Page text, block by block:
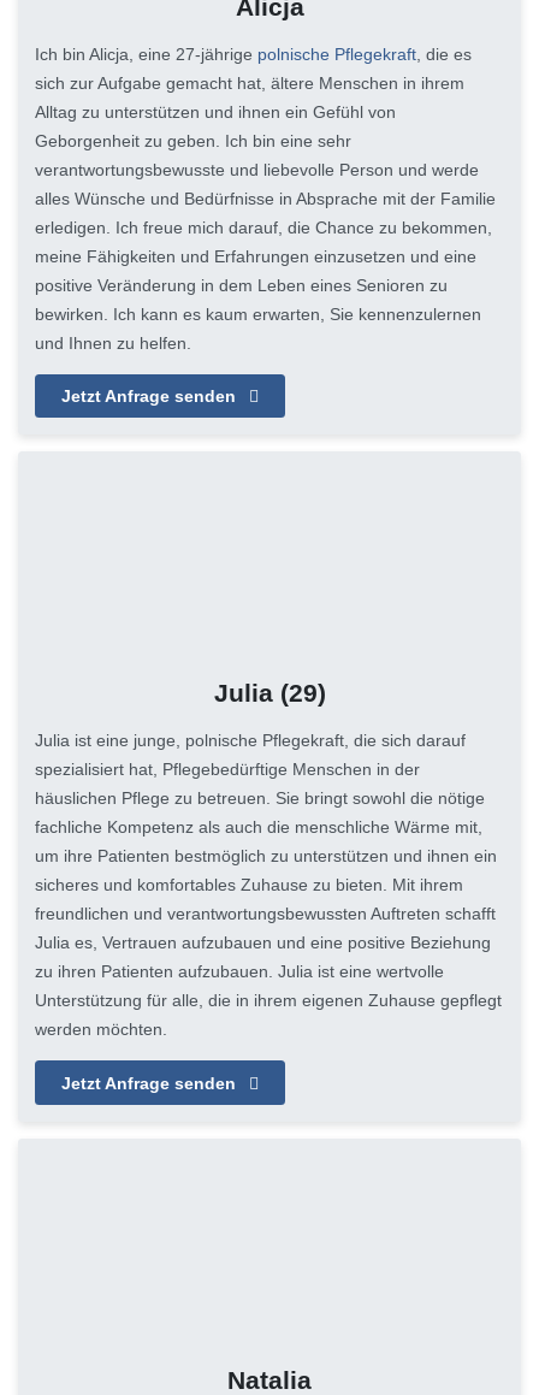
Alicja
Ich bin Alicja, eine 27-jährige polnische Pflegekraft , die es
sich zur Aufgabe gemacht hat, ältere Menschen in ihrem
Alltag zu unterstützen und ihnen ein Gefühl von
Geborgenheit zu geben. Ich bin eine sehr
verantwortungsbewusste und liebevolle Person und werde
alles Wünsche und Bedürfnisse in Absprache mit der Familie
erledigen. Ich freue mich darauf, die Chance zu bekommen,
meine Fähigkeiten und Erfahrungen einzusetzen und eine
positive Veränderung in dem Leben eines Senioren zu
bewirken. Ich kann es kaum erwarten, Sie kennenzulernen
und Ihnen zu helfen.
Jetzt Anfrage senden
Julia (29)
Julia ist eine junge, polnische Pflegekraft, die sich darauf
spezialisiert hat, Pflegebedürftige Menschen in der
häuslichen Pflege zu betreuen. Sie bringt sowohl die nötige
fachliche Kompetenz als auch die menschliche Wärme mit,
um ihre Patienten bestmöglich zu unterstützen und ihnen ein
sicheres und komfortables Zuhause zu bieten. Mit ihrem
freundlichen und verantwortungsbewussten Auftreten schafft
Julia es, Vertrauen aufzubauen und eine positive Beziehung
zu ihren Patienten aufzubauen. Julia ist eine wertvolle
Unterstützung für alle, die in ihrem eigenen Zuhause gepflegt
werden möchten.
Jetzt Anfrage senden
Natalia